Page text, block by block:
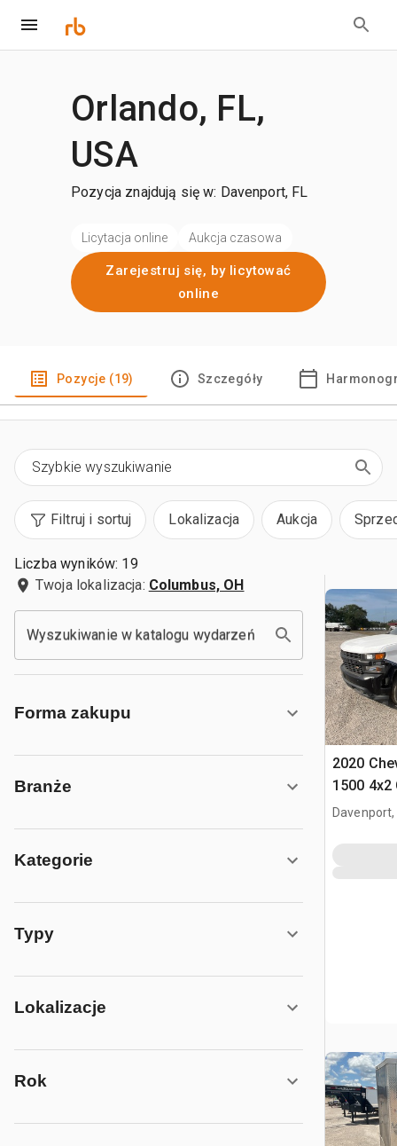
Orlando, FL,
USA
Pozycja znajdują się w: Davenport, FL
Licytacja online Aukcja czasowa
Zarejestruj się, by licytować
online
Pozycje (19) Szczegóły
Filtruj i sortuj Lokalizacja Aukcja
Liczba wyników: 19
Twoja lokalizacja: Columbus, OH
Wyszukiwanie w katalogu wydarzeń
Forma zakupu
Branże
Kategorie
Typy
Lokalizacje
Rok
2020
1500 4x2
Davenport,